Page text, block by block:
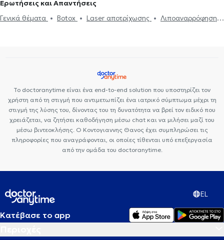
Ερωτήσεις και Απαντήσεις
Γενικά θέματα
Botox Laser αποτρίχωσης
Λιποαναρρόφηση
Το doctoranytime είναι ένα end-to-end solution που υποστηρίζει τον
χρήστη από τη στιγμή που αντιμετωπίζει ένα ιατρικό σύμπτωμα μέχρι τη
στιγμή της λύσης του, δίνοντας του τη δυνατότητα να βρεί τον ειδικό που
χρειάζεται, να ζητήσει καθοδήγηση μέσω chat και να μιλήσει μαζί του
μέσω βιντεοκλήσης. Ο Κοντογιαννης Θανος έχει συμπληρώσει τις
πληροφορίες που αναγράφονται, οι οποίες τίθενται υπό επεξεργασία
από την ομάδα του doctoranytime.
EL
Κατέβασε το app